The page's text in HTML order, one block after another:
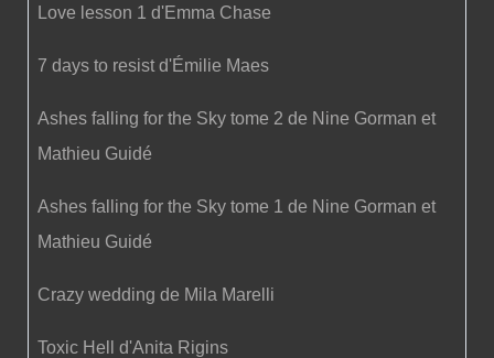
Love lesson 1 d'Emma Chase
7 days to resist d'Émilie Maes
Ashes falling for the Sky tome 2 de Nine Gorman et
Mathieu Guidé
Ashes falling for the Sky tome 1 de Nine Gorman et
Mathieu Guidé
Crazy wedding de Mila Marelli
Toxic Hell d'Anita Rigins